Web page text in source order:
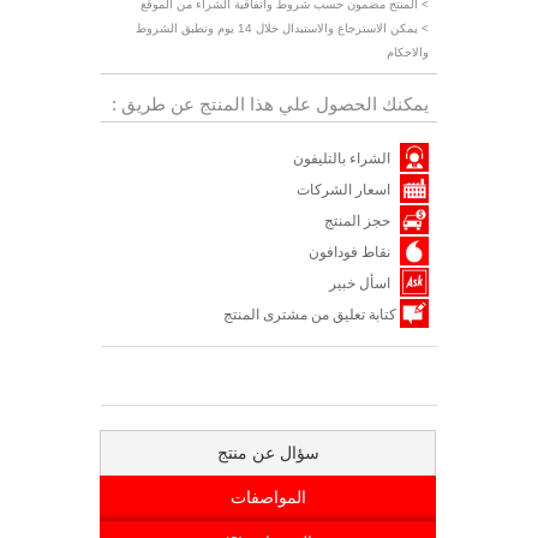
> المنتج مضمون حسب شروط واتفاقية الشراء من الموقع
> يمكن الاسترجاع والاستبدال خلال 14 يوم وتطبق الشروط
والاحكام
يمكنك الحصول علي هذا المنتج عن طريق :
الشراء بالتليفون
اسعار الشركات
حجز المنتج
نقاط فودافون
اسأل خبير
كتابة تعليق من مشترى المنتج
سؤال عن منتج
المواصفات